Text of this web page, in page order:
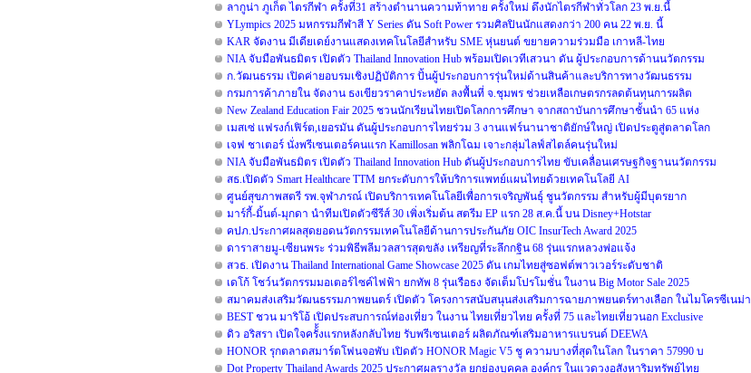
ลากูน่า ภูเก็ต ไตรกีฬา ครั้งที่31 สร้างตำนานความท้าทาย ครั้งใหม่ ดึงนักไตรกีฬาทั่วโลก 23 พ.ย.นี้
YLympics 2025 มหกรรมกีฬาสี Y Series ดัน Soft Power รวมศิลปินนักแสดงกว่า 200 คน 22 พ.ย. นี้
KAR จัดงาน มีเดียเดย์งานแสดงเทคโนโลยีสำหรับ SME หุ่นยนต์ ขยายความร่วมมือ เกาหลี-ไทย
NIA จับมือพันธมิตร เปิดตัว Thailand Innovation Hub พร้อมเปิดเวทีเสวนา ดัน ผู้ประกอบการด้านนวัตกรรม
ก.วัฒนธรรม เปิดค่ายอบรมเชิงปฏิบัติการ ปั้นผู้ประกอบการรุ่นใหม่ด้านสินค้าและบริการทางวัฒนธรรม
กรมการค้าภายใน จัดงาน ธงเขียวราคาประหยัด ลงพื้นที่ จ.ชุมพร ช่วยเหลือเกษตรกรลดต้นทุนการผลิต
New Zealand Education Fair 2025 ชวนนักเรียนไทยเปิดโลกการศึกษา จากสถาบันการศึกษาชั้นนำ 65 แห่ง
เมสเซ่ แฟรงก์เฟิร์ต,เยอรมัน ดันผู้ประกอบการไทยร่วม 3 งานแฟร์นานาชาติยักษ์ใหญ่ เปิดประตูสู่ตลาดโลก
เจฟ ชาเตอร์ นั่งพรีเซนเตอร์คนแรก Kamillosan พลิกโฉม เจาะกลุ่มไลฟ์สไตล์คนรุ่นใหม่
NIA จับมือพันธมิตร เปิดตัว Thailand Innovation Hub ดันผู้ประกอบการไทย ขับเคลื่อนเศรษฐกิจฐานนวัตกรรม
สธ.เปิดตัว Smart Healthcare TTM ยกระดับการให้บริการแพทย์แผนไทยด้วยเทคโนโลยี AI
ศูนย์สุขภาพสตรี รพ.จุฬาภรณ์ เปิดบริการเทคโนโลยีเพื่อการเจริญพันธุ์ ชูนวัตกรรม สำหรับผู้มีบุตรยาก
มาร์กี้-มิ้นต์-มุกดา นำทีมเปิดตัวซีรีส์ 30 เพิ่งเริ่มต้น สตรีม EP แรก 28 ส.ค.นี้ บน Disney+Hotstar
คปภ.ประกาศผลสุดยอดนวัตกรรมเทคโนโลยีด้านการประกันภัย OIC InsurTech Award 2025
ดาราสายมู-เซียนพระ ร่วมพิธีพลีมวลสารสุดขลัง เหรียญที่ระลึกกฐิน 68 รุ่นแรกหลวงพ่อแจ้ง
สวธ. เปิดงาน Thailand International Game Showcase 2025 ดัน เกมไทยสู่ซอฟต์พาวเวอร์ระดับชาติ
เดโก้ โชว์นวัตกรรมมอเตอร์ไซค์ไฟฟ้า ยกทัพ 8 รุ่นเรือธง จัดเต็มโปรโมชั่น ในงาน Big Motor Sale 2025
สมาคมส่งเสริมวัฒนธรรมภาพยนตร์ เปิดตัว โครงการสนับสนุนส่งเสริมการฉายภาพยนตร์ทางเลือก ในไมโครซีเนม่า
BEST ชวน มาริโอ้ เปิดประสบการณ์ท่องเที่ยว ในงาน ไทยเที่ยวไทย ครั้งที่ 75 และไทยเที่ยวนอก Exclusive
ดิว อริสรา เปิดใจครั้้งแรกหลังกลับไทย รับพรีเซนเตอร์ ผลิตภัณฑ์เสริมอาหารแบรนด์ DEEWA
HONOR รุกตลาดสมาร์ตโฟนจอพับ เปิดตัว HONOR Magic V5 ชู ความบางที่สุดในโลก ในราคา 57990 บ
Dot Property Thailand Awards 2025 ประกาศผลรางวัล ยกย่องบุคคล องค์กร ในแวดวงอสังหาริมทรัพย์ไทย